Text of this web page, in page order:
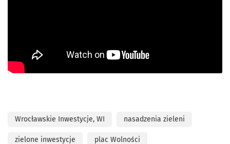
Wrocławskie Inwestycje, WI nasadzenia zieleni
zielone inwestycje plac Wolności